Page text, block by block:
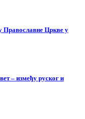
Православне Цркве у
– између руског и